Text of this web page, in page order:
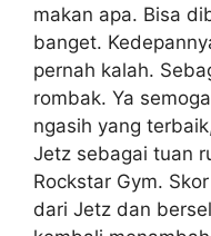
makan apa. Bisa
banget.
pernah kalah.
rombak. Ya
ngasih yang
Jetz sebagai tuan
Rockstar Gym.
dari Jetz dan